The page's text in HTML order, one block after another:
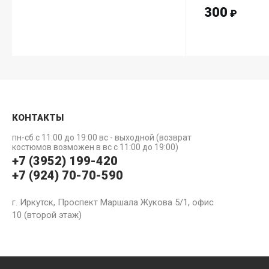
300 ₽
КОНТАКТЫ
пн-сб с 11:00 до 19:00 вс - выходной (возврат
костюмов возможен в вс с 11:00 до 19:00)
+7 (3952) 199-420
+7 (924) 70-70-590
г. Иркутск, Проспект Маршала Жукова 5/1, офис
10 (второй этаж)